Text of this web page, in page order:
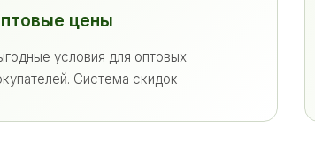
цены
условия для оптовых
Система скидок